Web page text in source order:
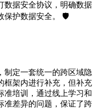
数据安全协议，明确数据
保护数据安全。 🛡️
制定一套统一的跨区域隐
框架内进行补充，但补充
准培训，通过线上学习和
准差异的问题，保证了跨